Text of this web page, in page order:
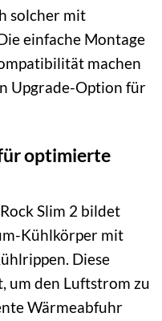
solcher mit
einfache Montage
machen
Upgrade-Option für
optimierte
Slim 2 bildet
Kühlkörper mit
Diese
um den Luftstrom zu
Wärmeabfuhr